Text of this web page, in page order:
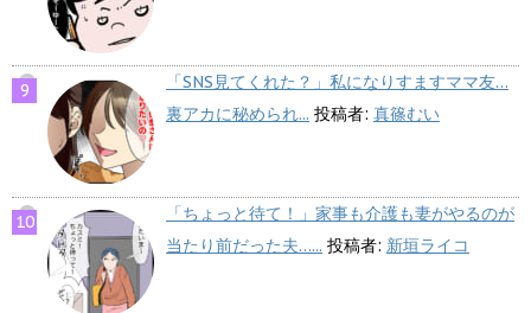
「SNS見てくれた？」私になりすますママ友…
裏アカに秘められ... 投稿者: 真篠むい
「ちょっと待て！」家事も介護も妻がやるのが
当たり前だった夫…... 投稿者: 新垣ライコ